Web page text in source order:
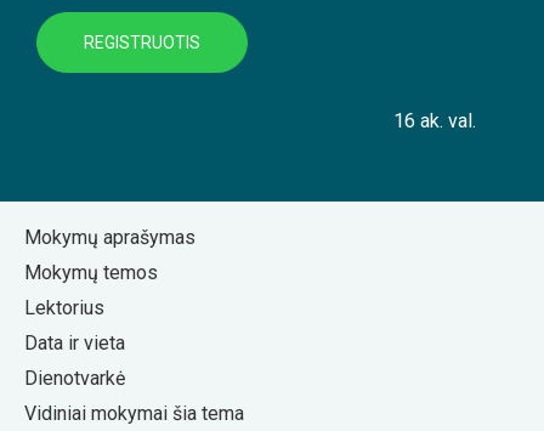
REGISTRUOTIS
16 ak. val.
Mokymų aprašymas
Mokymų temos
Lektorius
Data ir vieta
Dienotvarkė
Vidiniai mokymai šia tema